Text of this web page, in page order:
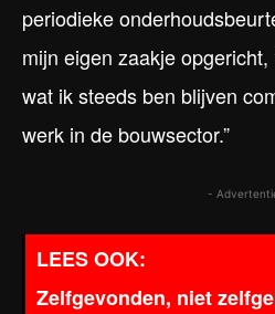
periodieke
mijn eigen zaakje opgericht,
wat ik steeds ben blijven
werk in de bouwsector.”
-
Zelfgevonden, niet